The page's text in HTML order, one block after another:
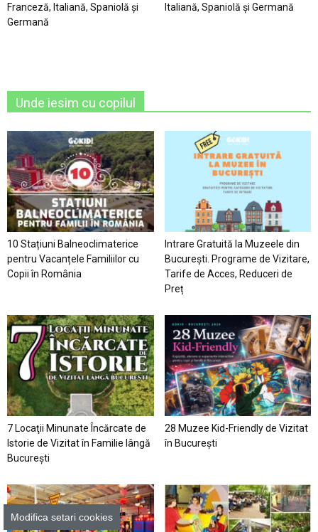
Franceză, Italiană, Spaniolă şi
Germană
Italiană, Spaniolă şi Germană
Unde iesim cu copilul
10 Stațiuni Balneoclimaterice
pentru Vacanțele Familiilor cu
Copii în România
Intrare Gratuită la Muzeele din
București. Programe de Vizitare,
Tarife de Acces, Reduceri de
Preț
7 Locaţii Minunate Încărcate de
Istorie de Vizitat în Familie lângă
București
28 Muzee Kid-Friendly de Vizitat
în București
Modifica setari cookies